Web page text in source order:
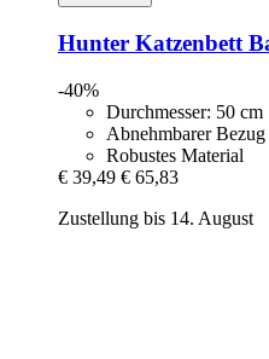
Hunter Katzenbett
-40%
Durchmesser: 50 cm
Abnehmbarer Bezug
Robustes Material
€ 39,49 € 65,83
Zustellung bis 14. August